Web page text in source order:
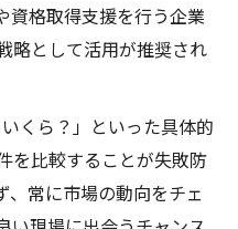
資格取得支援を行う企業
略として活用が推奨され
くら？」といった具体的
を比較することが失敗防
、常に市場の動向をチェ